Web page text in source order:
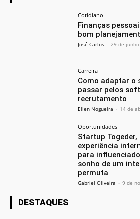
Cotidiano
Finanças
bom
José Carlos - 29 de
Carreira
Como adaptar o
passar pelos
recrutamento
Ellen Nogueira - 14 de
Oportunidades
Startup
experiência
para
sonho de um
permuta
Gabriel Oliveira - 9 de
DESTAQUES